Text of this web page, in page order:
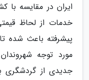
ایران در مقایسه
خدمات از لحاظ
پیشرفته باعث شده
مورد توجه
جدیدی از گردشگری